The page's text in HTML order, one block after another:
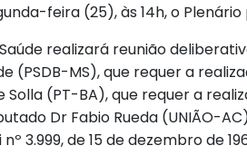
feira (25), às 14h, o
realizará reunião
(PSDB-MS), que requer a
(PT-BA), que requer a
Dr Fabio Rueda (UNIÃO-
nº 3.999, de 15 de dezembro de